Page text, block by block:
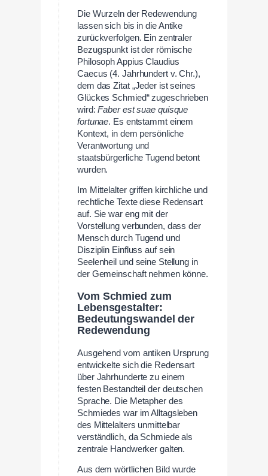
Die Wurzeln der Redewendung
lassen sich bis in die Antike
zurückverfolgen. Ein zentraler
Bezugspunkt ist der römische
Philosoph Appius Claudius
Caecus (4. Jahrhundert v. Chr.),
dem das Zitat „Jeder ist seines
Glückes Schmied“ zugeschrieben
wird:Faber est suae quisque
fortunae. Es entstammt einem
Kontext, in dem persönliche
Verantwortung und
staatsbürgerliche Tugend betont
wurden.
Im Mittelalter griffen kirchliche und
rechtliche Texte diese Redensart
auf. Sie war eng mit der
Vorstellung verbunden, dass der
Mensch durch Tugend und
Disziplin Einfluss auf sein
Seelenheil und seine Stellung in
der Gemeinschaft nehmen könne.
Vom Schmied zum
Lebensgestalter:
Bedeutungswandel der
Redewendung
Ausgehend vom antiken Ursprung
entwickelte sich die Redensart
über Jahrhunderte zu einem
festen Bestandteil der deutschen
Sprache. Die Metapher des
Schmiedes war im Alltagsleben
des Mittelalters unmittelbar
verständlich, da Schmiede als
zentrale Handwerker galten.
Aus dem wörtlichen Bild wurde